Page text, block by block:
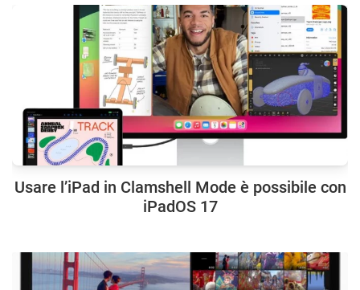
Usare l’iPad in Clamshell Mode è possibile con
iPadOS 17